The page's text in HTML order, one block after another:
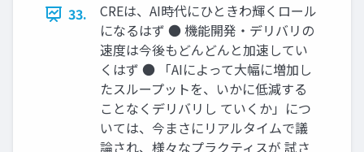
33.
CREは、AI時代にひときわ輝くロール
になるはず ● 機能開発・デリバリの
速度は今後もどんどんと加速してい
くはず ● 「AIによって大幅に増加し
たスループットを、いかに低減する
ことなくデリバリし ていくか」につ
いては、今まさにリアルタイムで議
論され、様々なプラクティスが 試さ